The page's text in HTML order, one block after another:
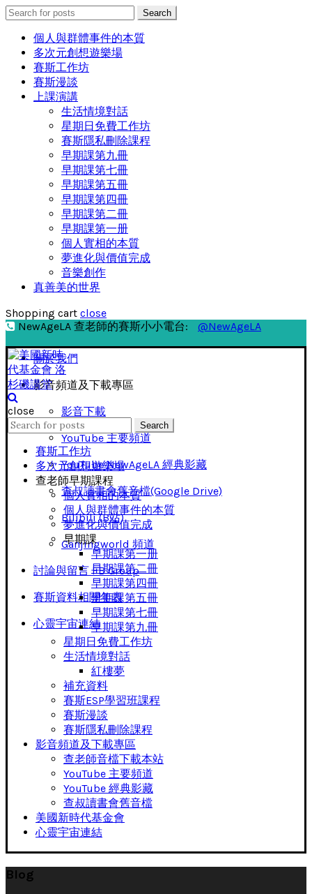
Search
for:
Search
個人與群體事件的本質
多次元創想遊樂場
賽斯工作坊
賽斯漫談
上課演講
生活情境對話
星期日免費工作坊
賽斯隱私刪除課程
早期課第九冊
早期課第七冊
早期課第五冊
早期課第四冊
早期課第二冊
早期課第一册
個人實相的本質
夢進化與價值完成
音樂創作
真善美的世界
Shopping cart close
NewAgeLA 查老師的賽斯小小電台:
@NewAgeLA
關於我們
影音頻道及下載專區
影音下載
YouTube 主要頻道
YouTube NewAgeLA 經典影藏
查叔讀書會舊音檔(Google Drive)
Bilibili (B站)
Ganjingworld 頻道
討論與留言 FB Group
賽斯資料相關年表
心靈宇宙連結
close
Search
for:
Search
賽斯工作坊
多次元創想遊樂場
查老師早期課程
個人實相的本質
個人與群體事件的本質
夢進化與價值完成
早期課
早期課第一册
早期課第二冊
早期課第四冊
早期課第五冊
早期課第七冊
早期課第九冊
星期日免費工作坊
生活情境對話
紅樓夢
補充資料
賽斯ESP學習班課程
賽斯漫談
賽斯隱私刪除課程
影音頻道及下載專區
查老師音檔下載本站
YouTube 主要頻道
YouTube 經典影藏
查叔讀書會舊音檔
美國新時代基金會
心靈宇宙連結
Blog